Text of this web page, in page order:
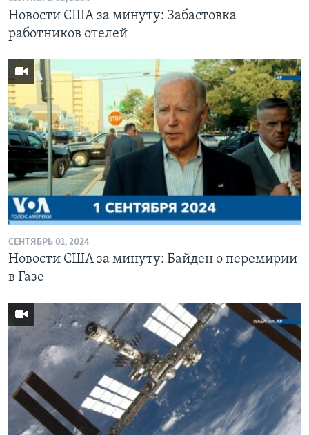
Новости США за минуту: Забастовка
работников отелей
СЕНТЯБРЬ 01, 2024
Новости США за минуту: Байден о перемирии
в Газе